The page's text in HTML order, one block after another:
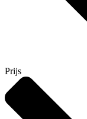
Prijs